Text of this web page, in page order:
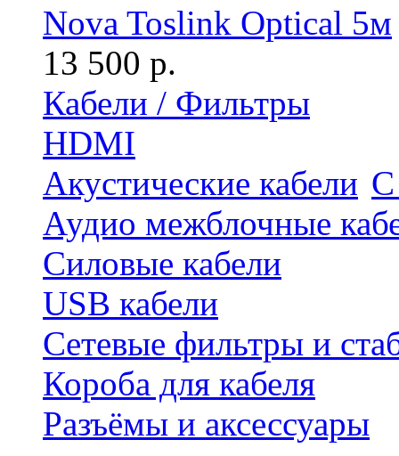
Nova Toslink Optical 5м
13 500 р.
Кабели / Фильтры
HDMI
Акустические кабели С
Аудио межблочные
Силовые кабели
USB кабели
Сетевые фильтры и
Короба для кабеля
Разъёмы и аксессуары